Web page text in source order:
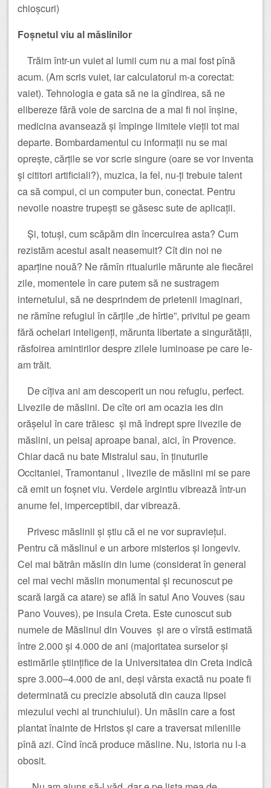
chioșcuri)
Foșnetul viu al măslinilor
Trăim într-un vuiet al lumii cum nu a mai fost pînă
acum. (Am scris vuiet, iar calculatorul m-a corectat:
vaiet). Tehnologia e gata să ne ia gîndirea, să ne
elibereze fără voie de sarcina de a mai fi noi înșine,
medicina avansează și împinge limitele vieții tot mai
departe. Bombardamentul cu informații nu se mai
oprește, cărțile se vor scrie singure (oare se vor inventa
și cititori artificiali?), muzica, la fel, nu-ți trebuie talent
ca să compui, ci un computer bun, conectat. Pentru
nevoile noastre trupești se găsesc sute de aplicații.
Și, totuși, cum scăpăm din încercuirea asta? Cum
rezistăm acestui asalt neasemuit? Cît din noi ne
aparține nouă? Ne rămîn ritualurile mărunte ale fiecărei
zile, momentele în care putem să ne sustragem
internetului, să ne desprindem de prietenii imaginari,
ne rămîne refugiul în cărțile „de hîrtie”, privitul pe geam
fără ochelari inteligenți, mărunta libertate a singurătății,
răsfoirea amintirilor despre zilele luminoase pe care le-
am trăit.
De cîțiva ani am descoperit un nou refugiu, perfect.
Livezile de măslini. De cîte ori am ocazia ies din
orășelul în care trăiesc și mă îndrept spre livezile de
măslini, un peisaj aproape banal, aici, în Provence.
Chiar dacă nu bate Mistralul sau, în ținuturile
Occitaniei, Tramontanul , livezile de măslini mi se pare
că emit un foșnet viu. Verdele argintiu vibrează într-un
anume fel, imperceptibil, dar vibrează.
Privesc măslinii și știu că ei ne vor supraviețui.
Pentru că măslinul e un arbore misterios și longeviv.
Cel mai bătrân măslin din lume (considerat în general
cel mai vechi măslin monumental și recunoscut pe
scară largă ca atare) se află în satul Ano Vouves (sau
Pano Vouves), pe insula Creta. Este cunoscut sub
numele de Măslinul din Vouves și are o vîrstă estimată
între 2.000 și 4.000 de ani (majoritatea surselor și
estimările științifice de la Universitatea din Creta indică
spre 3.000–4.000 de ani, deși vârsta exactă nu poate fi
determinată cu precizie absolută din cauza lipsei
miezului vechi al trunchiului). Un măslin care a fost
plantat înainte de Hristos și care a traversat mileniile
pînă azi. Cînd încă produce măsline. Nu, istoria nu l-a
obosit.